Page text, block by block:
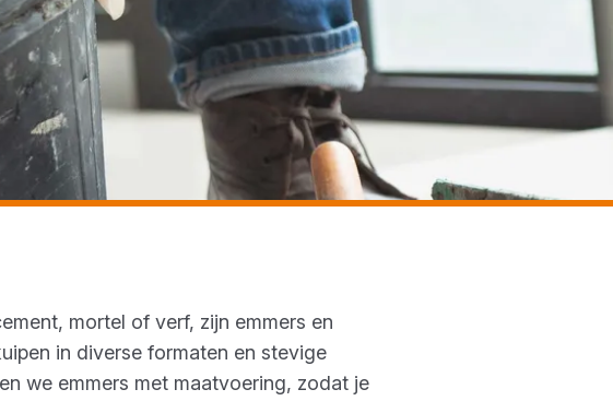
mortel of verf, zijn emmers en
in diverse formaten en stevige
we emmers met maatvoering, zodat je